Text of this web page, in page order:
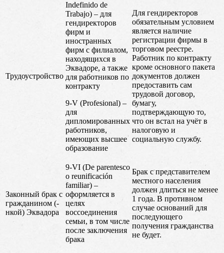
Трудоустройство
Indefinido de
Trabajo) – для
гендиректоров
фирм и
иностранных
фирм с филиалом,
находящихся в
Эквадоре, а также
для работников по
контракту
9-V (Profesional) –
для
дипломированных
работников,
имеющих высшее
образование
Для гендиректоров
обязательным условием
является наличие
регистрации фирмы в
торговом реестре.
Работник по контракту
кроме основного пакета
документов должен
предоставить сам
трудовой договор,
бумагу,
подтверждающую то,
что он встал на учёт в
налоговую и
социальную службу.
Законный брак с
гражданином (-
нкой) Эквадора
9-VI (De parentesco
o reunificación
familiar) –
оформляется в
целях
воссоединения
семьи, в том числе
после заключения
брака
Брак с представителем
местного населения
должен длиться не менее
1 года. В противном
случае оснований для
последующего
получения гражданства
не будет.